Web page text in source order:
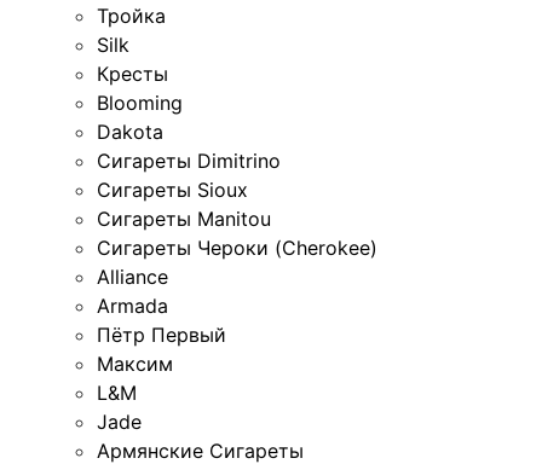
Тройка
Silk
Кресты
Blooming
Dakota
Сигареты Dimitrino
Сигареты Sioux
Сигареты Manitou
Сигареты Чероки (Cherokee)
Alliance
Armada
Пётр Первый
Максим
L&M
Jade
Армянские Сигареты